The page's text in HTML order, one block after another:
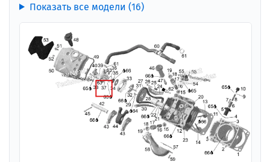
Показать все модели (16)